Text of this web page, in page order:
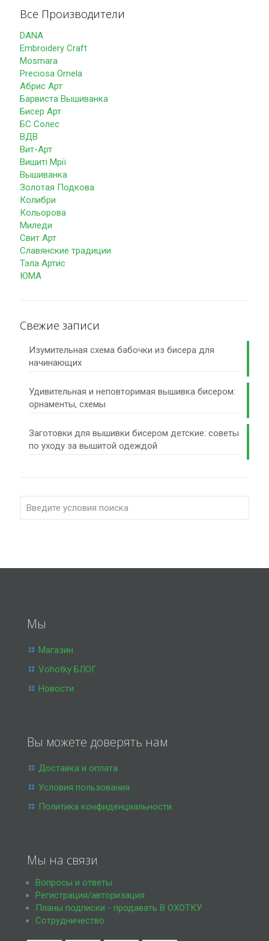
Все Производители
DANA
Embroidery Craft
Mosmara
Preciosa Ornela
Абрис Арт
Барвиста Вышиванка
Бисер Арт
БС Солес
ВДВ
Вит-Арт
Вишиті Мрії
Вышиванка
Золотая Подкова
Колибри
Кольорова
Миледи
Свит Арт
Славянские традиции
Тэла Артис
ЮМА
Свежие записи
Изумительная схема бабочки из бисера для
начинающих
Удивительная и неповторимая вышивка бисером:
орнаменты, схемы
Заготовки для вышивки бисером детские: советы
по уходу за вышитой одеждой
Мы
Магазин
Vohotky БЛОГ
Новости
Вы можете доверять нам
Доставка и оплата
Условия пользования
Политика конфиденциальности
Мы на связи
Вопросы и ответы
Регистрация/авторизация
Планы подписки - продавать В ОХОТКУ
Сотрудничество